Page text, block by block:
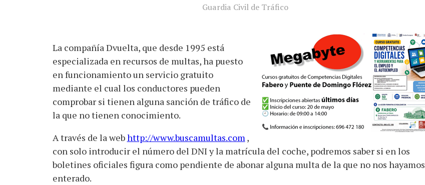
Guardia Civil de Tráfico
La compañía Dvuelta, que desde 1995 está
especializada en recursos de multas, ha puesto
en funcionamiento un servicio gratuito
mediante el cual los conductores pueden
comprobar si tienen alguna sanción de tráfico de
la que no tienen conocimiento.
A través de la webhttp://www.buscamultas.com,
con solo introducir el número del DNI y la matrícula del coche, podremos saber si en los
boletines oficiales figura como pendiente de abonar alguna multa de la que no nos hayamos
enterado.